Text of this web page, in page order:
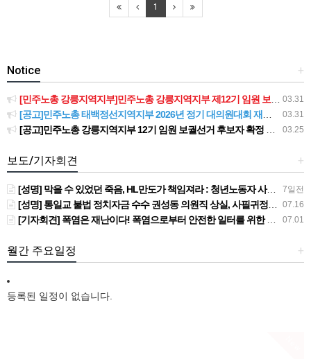
1
+
Notice
03.31
[민주노총 강릉지역지부]민주노총 강릉지역지부 제12기 임원 보궐선거결과 공고
03.31
[공고]민주노총 태백정선지역지부 2026년 정기 대의원대회 재소집 건
03.25
[공고]민주노총 강릉지역지부 12기 임원 보궐선거 후보자 확정 공고
+
보도/기자회견
7일전
[성명] 막을 수 있었던 죽음, HL만도가 책임져라 : 청년노동자 사망사고의 철저한 진상규명과 재발방지 대책 마련하라
07.16
[성명] 통일교 불법 정치자금 수수 권성동 의원직 상실, 사필귀정이다
07.01
[기자회견] 폭염은 재난이다! 폭염으로부터 안전한 일터를 위한 민주노총 강원지역본부 폭염감시단 선포 기자회견
+
월간 주요일정
등록된 일정이 없습니다.